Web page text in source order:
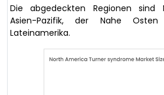
Die abgedeckten Regionen sind
Asien-Pazifik, der Nahe
Lateinamerika.